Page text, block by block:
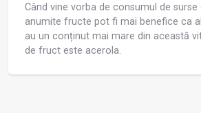
Când vine vorba de consumul de surse
anumite fructe pot fi mai benefice ca
au un conținut mai mare din această
de fruct este acerola.